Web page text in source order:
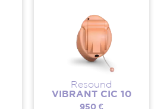
Resound
VIBRANT CIC 10
950 €